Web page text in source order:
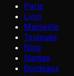
Paris
Lyon
Marseille
Toulouse
Nice
Nantes
Bordeaux